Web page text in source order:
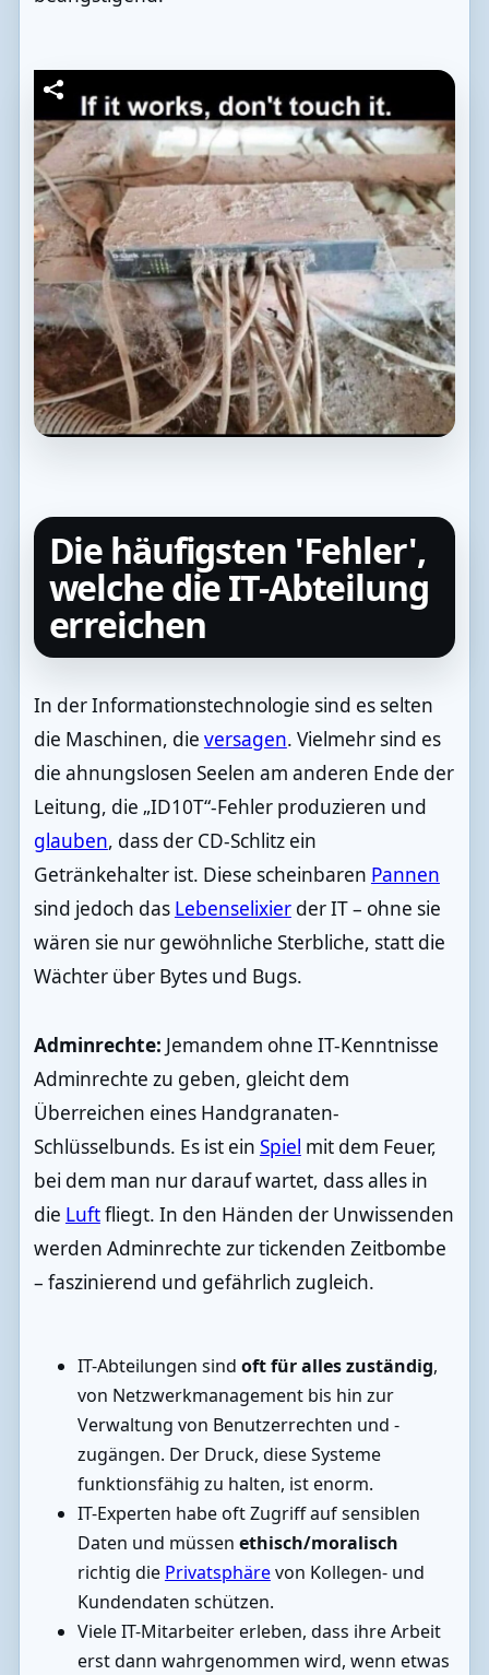
Die häufigsten 'Fehler',
welche die IT-Abteilung
erreichen
In der Informationstechnologie sind es selten
die Maschinen, die versagen. Vielmehr sind es
die ahnungslosen Seelen am anderen Ende der
Leitung, die „ID10T“-Fehler produzieren und
glauben, dass der CD-Schlitz ein
Getränkehalter ist. Diese scheinbaren Pannen
sind jedoch das Lebenselixierder IT – ohne sie
wären sie nur gewöhnliche Sterbliche, statt die
Wächter über Bytes und Bugs.
Adminrechte: Jemandem ohne IT-Kenntnisse
Adminrechte zu geben, gleicht dem
Überreichen eines Handgranaten-
Schlüsselbunds. Es ist ein Spiel mit dem Feuer,
bei dem man nur darauf wartet, dass alles in
die Luftfliegt. In den Händen der Unwissenden
werden Adminrechte zur tickenden Zeitbombe
– faszinierend und gefährlich zugleich.
IT-Abteilungen sind oft für alles zuständig,
von Netzwerkmanagement bis hin zur
Verwaltung von Benutzerrechten und -
zugängen. Der Druck, diese Systeme
funktionsfähig zu halten, ist enorm.
IT-Experten habe oft Zugriff auf sensiblen
Daten und müssen ethisch/moralisch
richtig die Privatsphärevon Kollegen- und
Kundendaten schützen.
Viele IT-Mitarbeiter erleben, dass ihre Arbeit
erst dann wahrgenommen wird, wenn etwas